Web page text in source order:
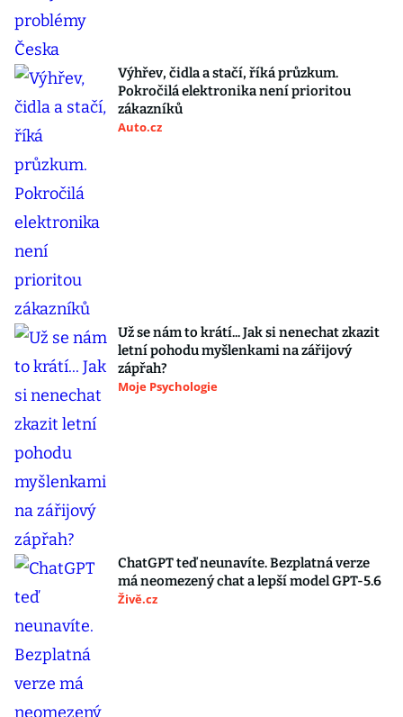
Výhřev, čidla a stačí, říká průzkum.
Pokročilá elektronika není prioritou
zákazníků
Auto.cz
Už se nám to krátí... Jak si nenechat zkazit
letní pohodu myšlenkami na zářijový
zápřah?
Moje Psychologie
ChatGPT teď neunavíte. Bezplatná verze
má neomezený chat a lepší model GPT-5.6
Živě.cz